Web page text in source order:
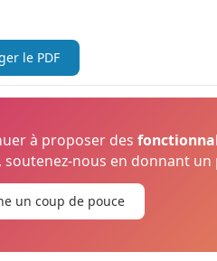
le PDF
à proposer des
soutenez-nous en donnant un
un coup de pouce